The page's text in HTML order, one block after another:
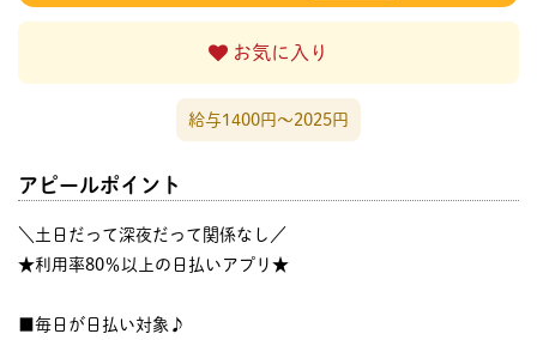
お気に入り
給与1400円〜2025円
アピールポイント
＼土日だって深夜だって関係なし／
★利用率80％以上の日払いアプリ★
■毎日が日払い対象♪